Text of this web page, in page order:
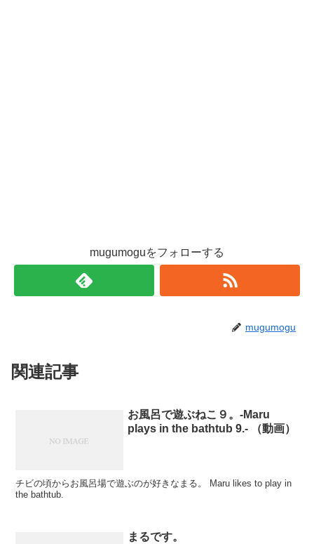
mugumoguをフォローする
mugumogu
関連記事
お風呂で遊ぶねこ９。-Maru
plays in the bathtub 9.- （動画）
チビの頃からお風呂場で遊ぶのが好きなまる。 Maru likes to play in
the bathtub.
まるです。